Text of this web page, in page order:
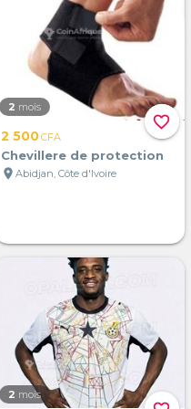
favorite_border
2 mois
2 500CFA
Chevillere de protection
location_on Abidjan, Côte d'Ivoire
2 mois